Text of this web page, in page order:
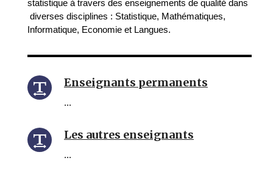
statistique à travers des enseignements de qualité dans
diverses disciplines : Statistique, Mathématiques,
Informatique, Economie et Langues.
Enseignants permanents
...
Les autres enseignants
...